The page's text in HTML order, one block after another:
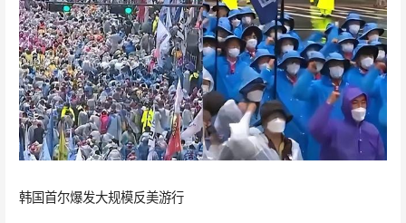
韩国首尔爆发大规模反美游行